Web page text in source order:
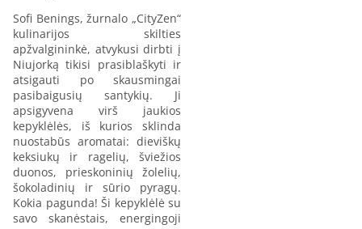
Sofi Benings, žurnalo „CityZen“
kulinarijos skilties
apžvalgininkė, atvykusi dirbti į
Niujorką tikisi prasiblaškyti ir
atsigauti po skausmingai
pasibaigusių santykių. Ji
apsigyvena virš jaukios
kepyklėlės, iš kurios sklinda
nuostabūs aromatai: dieviškų
keksiukų ir ragelių, šviežios
duonos, prieskoninių žolelių,
šokoladinių ir sūrio pyragų.
Kokia pagunda! Ši kepyklėlė su
savo skanėstais, energingoji